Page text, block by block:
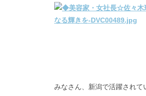
みなさん、新潟で活躍されて